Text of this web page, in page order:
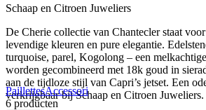
Schaap en Citroen Juweliers
De Cherie collectie van Chantecler staat
levendige kleuren en pure elegantie.
turquoise, parel, Kogolong – een
worden gecombineerd met 18k goud in
aan de tijdloze stijl van Capri’s jetset. Een
verkrijgbaar bij Schaap en Citroen Juweliers.
PaillettesAccessori
6 producten